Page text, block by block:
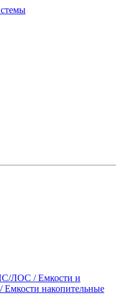
ЛОС /Емкости и
Емкости накопительные